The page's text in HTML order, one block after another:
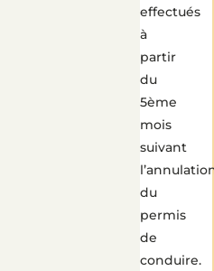
effectués
à
partir
du
5ème
mois
suivant
du
permis
de
conduire.